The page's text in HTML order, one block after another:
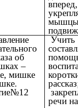
вперед,
мышцы
об
–
мишке
Учить
речи